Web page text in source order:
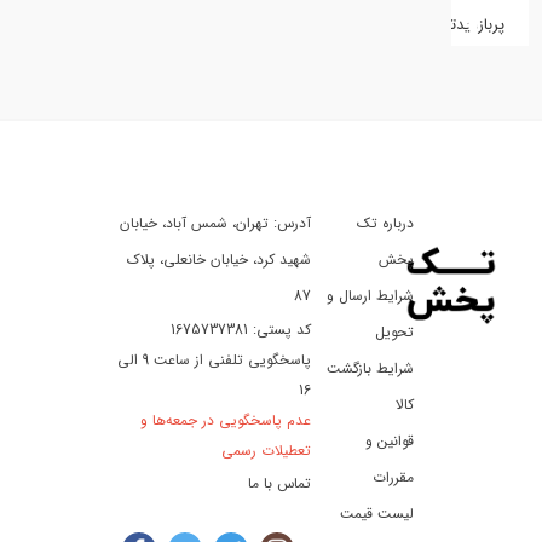
کفش
سفر
تفریح
پربازدیدترین
درباره تک
پخش
شرایط ارسال و
تحویل
شرایط بازگشت
کالا
قوانین و
مقررات
لیست قیمت
آدرس: تهران، شمس آباد، خیابان
شهید کرد، خیابان خانعلی، پلاک
87
کد پستی: 1675737381
پاسخگویی تلفنی از ساعت 9 الی
16
عدم پاسخگویی در جمعه‌ها و
تعطیلات رسمی
تماس با ما